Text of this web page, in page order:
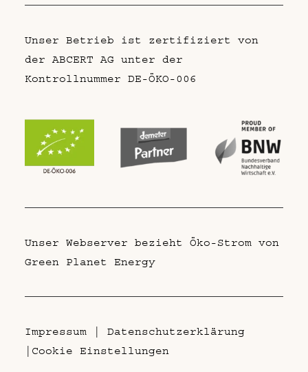
Unser Betrieb ist zertifiziert von
der ABCERT AG unter der
Kontrollnummer DE-ÖKO-006
Unser Webserver bezieht Öko-Strom von
Green Planet Energy
Impressum
Datenschutzerklärung
Cookie Einstellungen